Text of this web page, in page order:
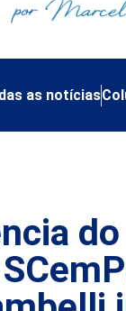
as notícias